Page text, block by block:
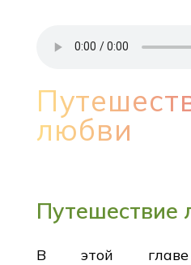
любви
Путешествие
В этой главе